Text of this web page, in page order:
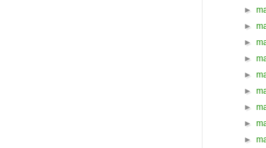
►
►
►
►
►
►
►
►
►